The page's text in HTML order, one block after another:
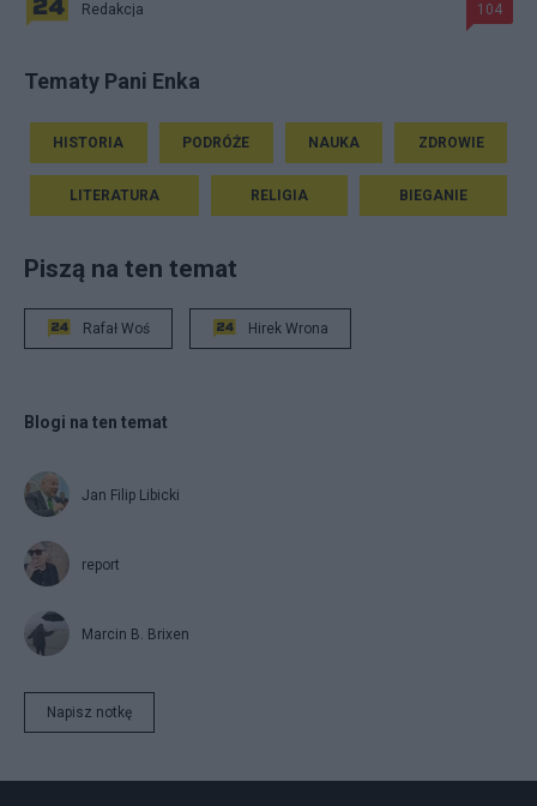
Redakcja 104
Tematy Pani Enka
HISTORIA PODRÓŻE NAUKA ZDROWIE
LITERATURA RELIGIA BIEGANIE
Piszą na ten temat
Rafał Woś Hirek Wrona
Blogi na ten temat
Jan Filip Libicki
report
Marcin B. Brixen
Napisz notkę